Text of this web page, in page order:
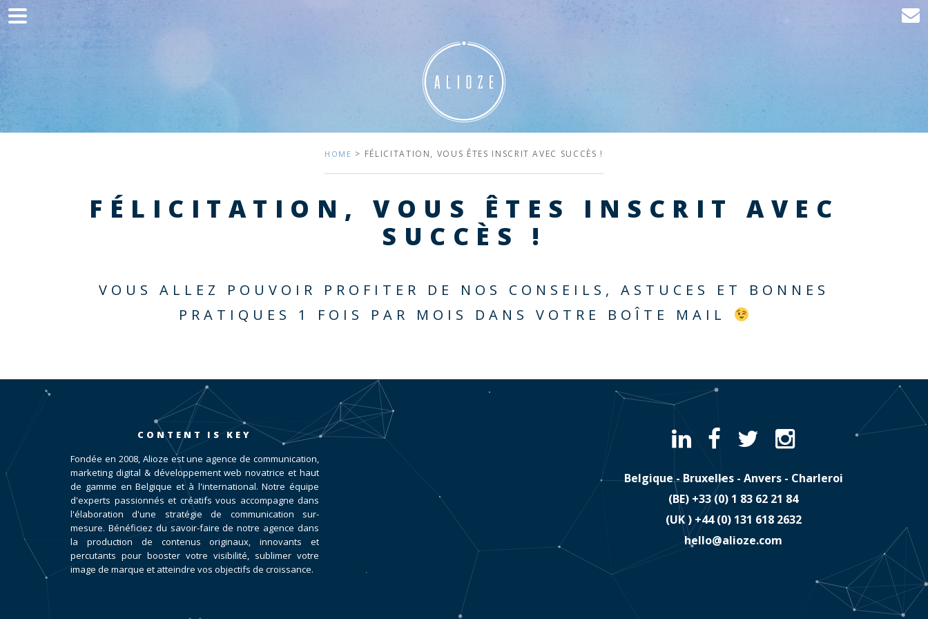
Home
HOME > FÉLICITATION, VOUS ÊTES INSCRIT AVEC SUCCÈS !
FÉLICITATION, VOUS ÊTES INSCRIT AVEC
SUCCÈS !
VOUS ALLEZ POUVOIR PROFITER DE NOS CONSEILS, ASTUCES ET BONNES
PRATIQUES 1 FOIS PAR MOIS DANS VOTRE BOÎTE MAIL
CONTENT IS KEY
Fondée en 2008, Alioze est une agence de communication,
marketing digital & développement web novatrice et haut
de gamme en Belgique et à l'international. Notre équipe
d'experts passionnés et créatifs vous accompagne dans
l'élaboration d'une stratégie de communication sur-
mesure. Bénéficiez du savoir-faire de notre agence dans
la production de contenus originaux, innovants et
percutants pour booster votre visibilité, sublimer votre
image de marque et atteindre vos objectifs de croissance.
Belgique - Bruxelles - Anvers - Charleroi
(BE) ​+33 (0) 1 83 62 21 84
(UK ) ​+44 (0) 131 618 2632
hello@alioze.com